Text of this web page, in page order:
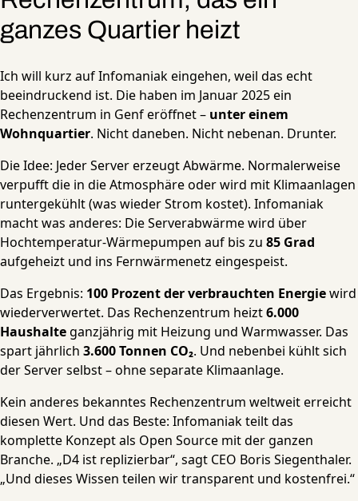
ganzes Quartier heizt
Ich will kurz auf Infomaniak eingehen, weil das echt
beeindruckend ist. Die haben im Januar 2025 ein
Rechenzentrum in Genf eröffnet – unter einem
Wohnquartier. Nicht daneben. Nicht nebenan. Drunter.
Die Idee: Jeder Server erzeugt Abwärme. Normalerweise
verpufft die in die Atmosphäre oder wird mit Klimaanlagen
runtergekühlt (was wieder Strom kostet). Infomaniak
macht was anderes: Die Serverabwärme wird über
Hochtemperatur-Wärmepumpen auf bis zu 85 Grad
aufgeheizt und ins Fernwärmenetz eingespeist.
Das Ergebnis: 100 Prozent der verbrauchten Energiewird
wiederverwertet. Das Rechenzentrum heizt6.000
Haushalteganzjährig mit Heizung und Warmwasser. Das
spart jährlich 3.600 Tonnen CO₂. Und nebenbei kühlt sich
der Server selbst – ohne separate Klimaanlage.
Kein anderes bekanntes Rechenzentrum weltweit erreicht
diesen Wert. Und das Beste: Infomaniak teilt das
komplette Konzept als Open Source mit der ganzen
Branche. „D4 ist replizierbar“, sagt CEO Boris Siegenthaler.
„Und dieses Wissen teilen wir transparent und kostenfrei.“